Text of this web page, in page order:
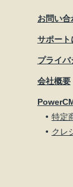
お問い合
サポート
プライ
会社概要
特定
クレ